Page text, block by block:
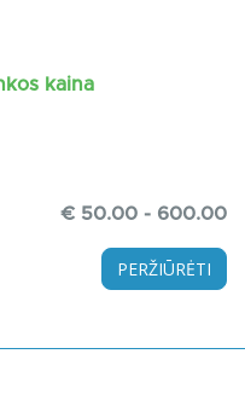
kaina
€ 50.00 - 600.00
PERŽIŪRĖTI